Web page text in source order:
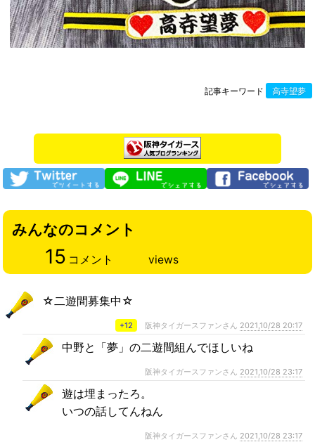
記事キーワード 高寺望夢
みんなのコメント
15 コメント views
☆二遊間募集中☆
+12 阪神タイガースファンさん 2021,10/28 20:17
中野と「夢」の二遊間組んでほしいね
阪神タイガースファンさん 2021,10/28 23:17
遊は埋まったろ。
いつの話してんねん
阪神タイガースファンさん 2021,10/28 23:17